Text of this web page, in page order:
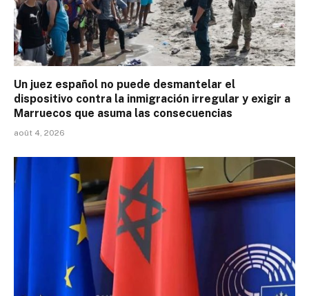
Un juez español no puede desmantelar el
dispositivo contra la inmigración irregular y exigir a
Marruecos que asuma las consecuencias
août 4, 2026